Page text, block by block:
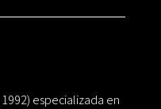
especializada en